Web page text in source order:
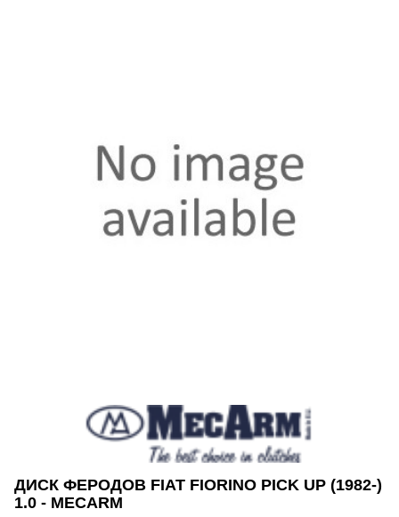
ДИСК ФЕРОДОВ FIAT FIORINO PICK UP (1982-)
1.0 - MECARM